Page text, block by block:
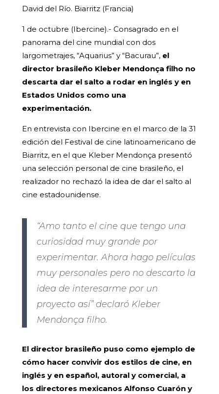
David del Río. Biarritz (Francia)
1 de octubre (Ibercine).- Consagrado en el
panorama del cine mundial con dos
largometrajes, “Aquarius” y “Bacurau”, el
director brasileño Kleber Mendonça filho no
descarta dar el salto a rodar en inglés y en
Estados Unidos como una
experimentación.
En entrevista con Ibercine en el marco de la 31
edición del Festival de cine latinoamericano de
Biarritz, en el que Kleber Mendonça presentó
una selección personal de cine brasileño, el
realizador no rechazó la idea de dar el salto al
cine estadounidense.
“Amo tanto el cine que tengo una
curiosidad muy grande por
experimentar. Ahora hago películas
muy personales pero no descarto la
idea de interesarme por un
proyecto así” declaró Kleber
Mendonça filho.
El director brasileño puso como ejemplo de
cómo hacer convivir dos estilos de cine, en
inglés y en español, autoral y comercial, a
los directores mexicanos Alfonso Cuarón y